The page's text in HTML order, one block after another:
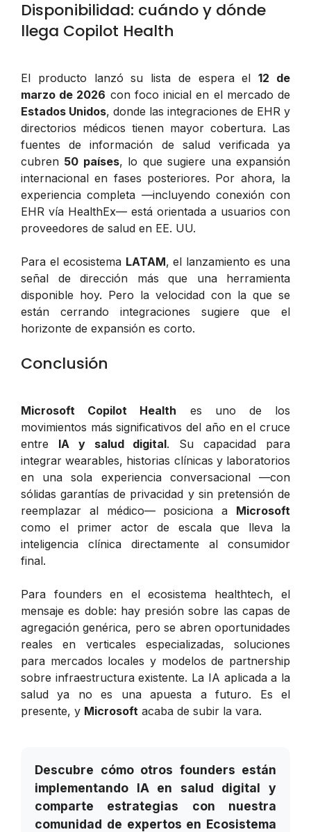
Disponibilidad: cuándo y dónde
llega Copilot Health
El producto lanzó su lista de espera el12 de
marzo de 2026 con foco inicial en el mercado de
Estados Unidos, donde las integraciones de EHR y
directorios médicos tienen mayor cobertura. Las
fuentes de información de salud verificada ya
cubren 50 países, lo que sugiere una expansión
internacional en fases posteriores. Por ahora, la
experiencia completa —incluyendo conexión con
EHR vía HealthEx— está orientada a usuarios con
proveedores de salud en EE. UU.
Para el ecosistema LATAM, el lanzamiento es una
señal de dirección más que una herramienta
disponible hoy. Pero la velocidad con la que se
están cerrando integraciones sugiere que el
horizonte de expansión es corto.
Conclusión
Microsoft Copilot Health es uno de los
movimientos más significativos del año en el cruce
entre IA y salud digital. Su capacidad para
integrar wearables, historias clínicas y laboratorios
en una sola experiencia conversacional —con
sólidas garantías de privacidad y sin pretensión de
reemplazar al médico— posiciona a Microsoft
como el primer actor de escala que lleva la
inteligencia clínica directamente al consumidor
final.
Para founders en el ecosistema healthtech, el
mensaje es doble: hay presión sobre las capas de
agregación genérica, pero se abren oportunidades
reales en verticales especializadas, soluciones
para mercados locales y modelos de partnership
sobre infraestructura existente. La IA aplicada a la
salud ya no es una apuesta a futuro. Es el
presente, y Microsoft acaba de subir la vara.
Descubre cómo otros founders están
implementando IA en salud digital y
comparte estrategias con nuestra
comunidad de expertos en Ecosistema